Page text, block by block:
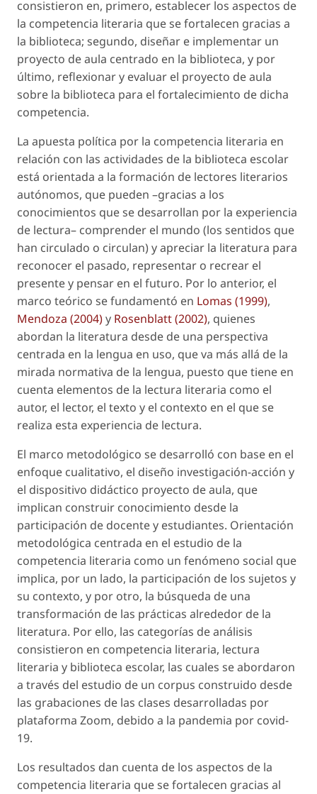
consistieron en, primero, establecer los aspectos de
la competencia literaria que se fortalecen gracias a
la biblioteca; segundo, diseñar e implementar un
proyecto de aula centrado en la biblioteca, y por
último, reflexionar y evaluar el proyecto de aula
sobre la biblioteca para el fortalecimiento de dicha
competencia.
La apuesta política por la competencia literaria en
relación con las actividades de la biblioteca escolar
está orientada a la formación de lectores literarios
autónomos, que pueden –gracias a los
conocimientos que se desarrollan por la experiencia
de lectura– comprender el mundo (los sentidos que
han circulado o circulan) y apreciar la literatura para
reconocer el pasado, representar o recrear el
presente y pensar en el futuro. Por lo anterior, el
marco teórico se fundamentó en Lomas (1999),
Mendoza (2004)y Rosenblatt (2002), quienes
abordan la literatura desde de una perspectiva
centrada en la lengua en uso, que va más allá de la
mirada normativa de la lengua, puesto que tiene en
cuenta elementos de la lectura literaria como el
autor, el lector, el texto y el contexto en el que se
realiza esta experiencia de lectura.
El marco metodológico se desarrolló con base en el
enfoque cualitativo, el diseño investigación-acción y
el dispositivo didáctico proyecto de aula, que
implican construir conocimiento desde la
participación de docente y estudiantes. Orientación
metodológica centrada en el estudio de la
competencia literaria como un fenómeno social que
implica, por un lado, la participación de los sujetos y
su contexto, y por otro, la búsqueda de una
transformación de las prácticas alrededor de la
literatura. Por ello, las categorías de análisis
consistieron en competencia literaria, lectura
literaria y biblioteca escolar, las cuales se abordaron
a través del estudio de un corpus construido desde
las grabaciones de las clases desarrolladas por
plataforma Zoom, debido a la pandemia por covid-
19.
Los resultados dan cuenta de los aspectos de la
competencia literaria que se fortalecen gracias al